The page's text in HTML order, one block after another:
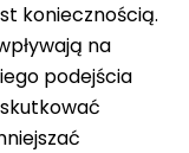
koniecznością.
na
podejścia